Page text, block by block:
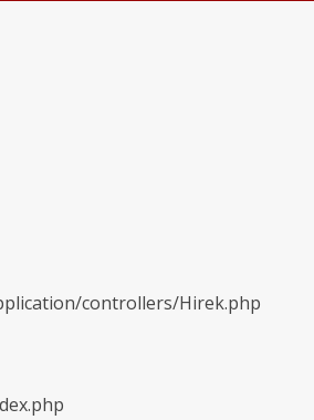
controllers/Hirek.php